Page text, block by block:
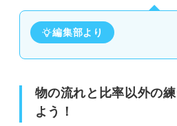
編集部より
物の流れと比率以外の
よう！